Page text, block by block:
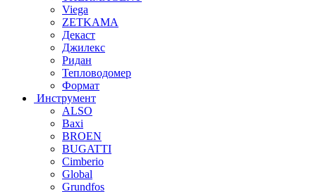
Viega
ZETKAMA
Декаст
Джилекс
Ридан
Тепловодомер
Формат
Инструмент
ALSO
Baxi
BROEN
BUGATTI
Cimberio
Global
Grundfos